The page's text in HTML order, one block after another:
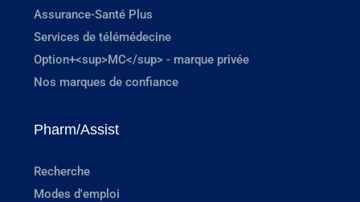
Assurance-Santé Plus
Services de télémédecine
Option+<sup>MC</sup> - marque privée
Nos marques de confiance
Pharm/Assist
Recherche
Modes d'emploi